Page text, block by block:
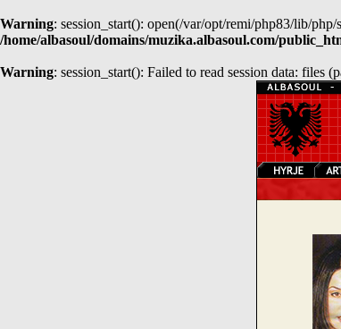
Warning: session_start(): open(/var/opt/remi/php83/lib/
/home/albasoul/domains/muzika.albasoul.com/
Warning: session_start(): Failed to read session data: files